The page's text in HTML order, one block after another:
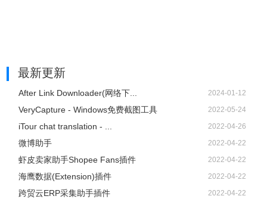
最新更新
After Link Downloader(网络下... 2024-01-12
VeryCapture - Windows免费截图工具 2022-05-24
iTour chat translation - ... 2022-04-26
微博助手 2022-04-22
虾皮卖家助手Shopee Fans插件 2022-04-22
海鹰数据(Extension)插件 2022-04-22
跨贸云ERP采集助手插件 2022-04-22